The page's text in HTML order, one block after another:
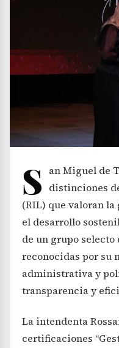
S an Miguel de
distinciones
(RIL) que valoran
el desarrollo
de un grupo selecto
reconocidas por su
administrativa y
transparencia y
La intendenta
certificaciones